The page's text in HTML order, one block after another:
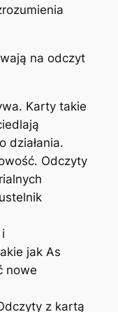
na odczyt
Karty takie
działania.
Odczyty
jak As
nowe
z kartą